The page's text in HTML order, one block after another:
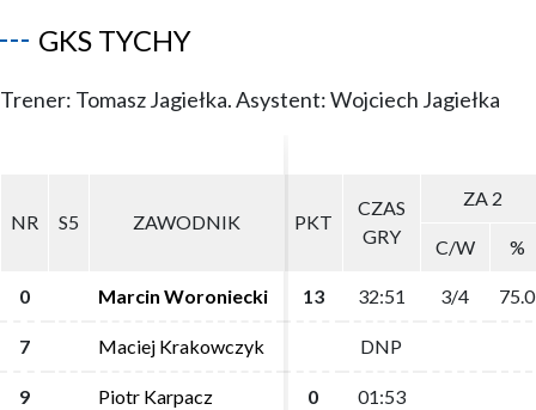
GKS TYCHY
Trener: Tomasz Jagiełka. Asystent: Wojciech Jagiełka
NR S5 ZAWODNIK PKT
CZAS
GRY
ZA 2
C/W %
0 Marcin Woroniecki 13 32:51 3/4 75.0
7 Maciej Krakowczyk DNP
9 Piotr Karpacz 0 01:53
NR S5 ZAWODNIK PKT
CZAS
GRY
ZA 2
C/W %
0 Marcin Woroniecki 13 32:51 3/4 75.0
7 Maciej Krakowczyk DNP
9 Piotr Karpacz 0 01:53